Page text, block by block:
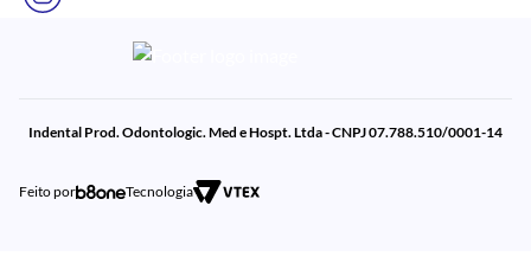
Indental Prod. Odontologic. Med e Hospt. Ltda - CNPJ 07.788.510/0001-14
Feito por Tecnologia